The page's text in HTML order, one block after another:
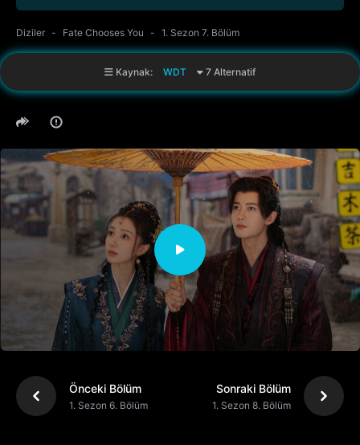
Diziler Fate Chooses You 1. Sezon 7. Bölüm
Kaynak: WDT 7 Alternatif
Önceki Bölüm
1. Sezon 6. Bölüm
Sonraki Bölüm
1. Sezon 8. Bölüm